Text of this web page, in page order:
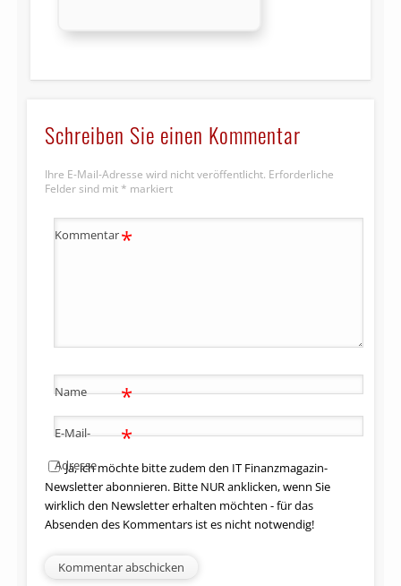
Schreiben Sie einen Kommentar
Ihre E-Mail-Adresse wird nicht veröffentlicht. Erforderliche
Felder sind mit * markiert
Kommentar*
Name *
E-Mail-
Adresse
*
Ja, ich möchte bitte zudem den IT Finanzmagazin-
Newsletter abonnieren. Bitte NUR anklicken, wenn Sie
wirklich den Newsletter erhalten möchten - für das
Absenden des Kommentars ist es nicht notwendig!